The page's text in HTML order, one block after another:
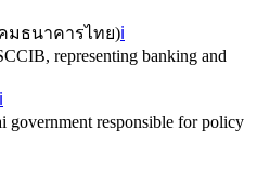
มธนาคารไทย)ℹ️
representing banking and
ℹ️
government responsible for policy